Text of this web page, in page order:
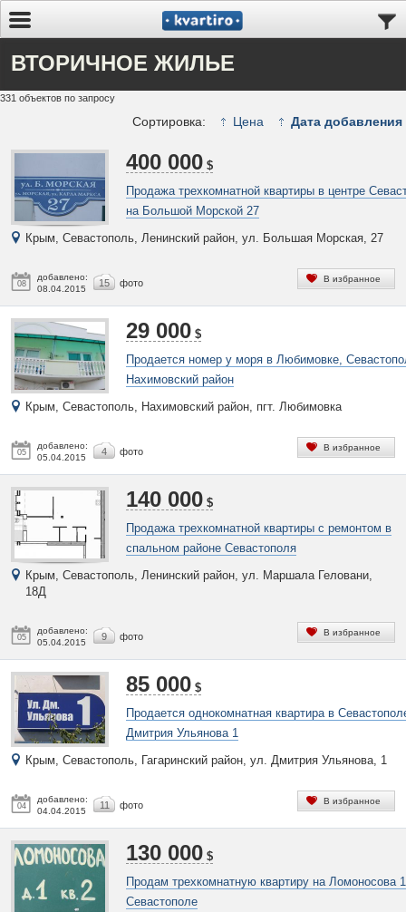
ВТОРИЧНОЕ ЖИЛЬЕ
331 объектов по запросу
Сортировка: Цена Дата добавления
08
добавлено:
08.04.2015
15 фото
400 000 $
Продажа трехкомнатной квартиры в центре
на Большой Морской 27
Крым, Севастополь, Ленинский район, ул. Большая Морская, 27
В избранное
05
добавлено:
05.04.2015
4 фото
29 000 $
Продается номер у моря в Любимовке,
Нахимовский район
Крым, Севастополь, Нахимовский район, пгт. Любимовка
В избранное
05
добавлено:
05.04.2015
9 фото
140 000 $
Продажа трехкомнатной квартиры с ремонтом в
спальном районе Севастополя
Крым, Севастополь, Ленинский район, ул. Маршала Геловани,
18Д
В избранное
04
добавлено:
04.04.2015
11 фото
85 000 $
Продается однокомнатная квартира в
Дмитрия Ульянова 1
Крым, Севастополь, Гагаринский район, ул. Дмитрия Ульянова, 1
В избранное
130 000 $
Продам трехкомнатную квартиру на Ломоносова
Севастополе